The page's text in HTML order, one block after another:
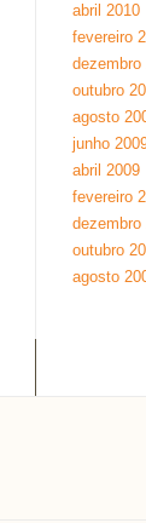
abril 2010
fevereiro
dezembro
outubro
agosto
junho
abril 2009
fevereiro
dezembro
outubro
agosto